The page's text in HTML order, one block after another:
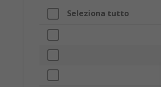
Seleziona tutto